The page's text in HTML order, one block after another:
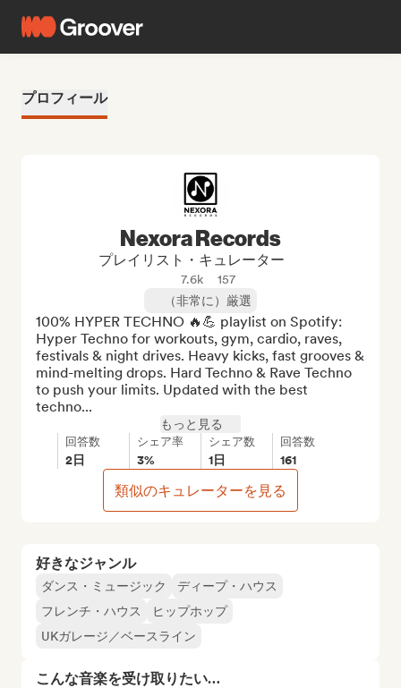
プロフィール
好きなジャンル
ダンス・ミュージック
ディープ・ハウス
フレンチ・ハウス
ヒップホップ
UKガレージ／ベースライン
こんな音楽を受け取りたい…
Nexora Records
プレイリスト・キュレーター
7.6k
157
（非常に）厳選
100% HYPER TECHNO 🔥💪 playlist on Spotify:
Hyper Techno for workouts, gym, cardio, raves,
festivals & night drives. Heavy kicks, fast grooves &
mind-melting drops. Hard Techno & Rave Techno
to push your limits. Updated with the best
techno...
もっと見る
回答数
2日
シェア率
3%
シェア数
1日
回答数
161
類似のキュレーターを見る